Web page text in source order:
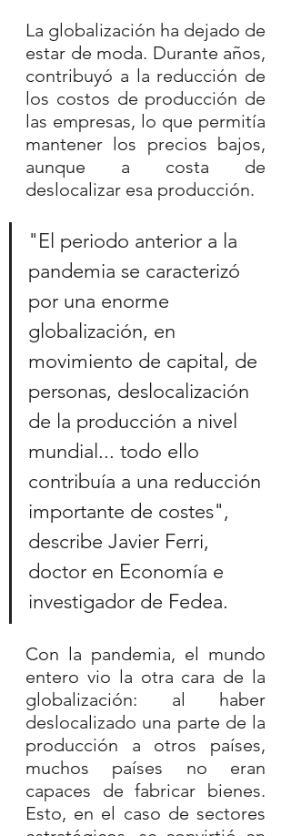
La globalización ha dejado de
estar de moda. Durante años,
contribuyó a la reducción de
los costos de producción de
las empresas, lo que permitía
mantener los precios bajos,
aunque a costa de
deslocalizar esa producción.
"El periodo anterior a la
pandemia se caracterizó
por una enorme
globalización, en
movimiento de capital, de
personas, deslocalización
de la producción a nivel
mundial... todo ello
contribuía a una reducción
importante de costes",
describe Javier Ferri,
doctor en Economía e
investigador de Fedea.
Con la pandemia, el mundo
entero vio la otra cara de la
globalización: al haber
deslocalizado una parte de la
producción a otros países,
muchos países no eran
capaces de fabricar bienes.
Esto, en el caso de sectores